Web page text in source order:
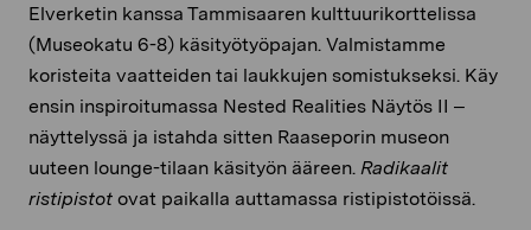
Elverketin kanssa Tammisaaren kulttuurikorttelissa
(Museokatu 6-8) käsityötyöpajan. Valmistamme
koristeita vaatteiden tai laukkujen somistukseksi. Käy
ensin inspiroitumassa Nested Realities Näytös II –
näyttelyssä ja istahda sitten Raaseporin museon
uuteen lounge-tilaan käsityön ääreen. Radikaalit
ristipistot ovat paikalla auttamassa ristipistotöissä.